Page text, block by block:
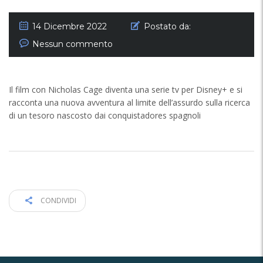
14 Dicembre 2022
Postato da:
Nessun commento
Il film con Nicholas Cage diventa una serie tv per Disney+ e si
racconta una nuova avventura al limite dell’assurdo sulla ricerca
di un tesoro nascosto dai conquistadores spagnoli
CONDIVIDI